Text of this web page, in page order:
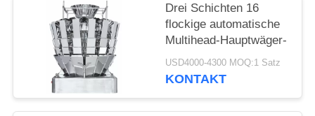
Drei Schichten 16
flockige automatische
Multihead-Hauptwäger-
USD4000-4300 MOQ:1 Satz
KONTAKT